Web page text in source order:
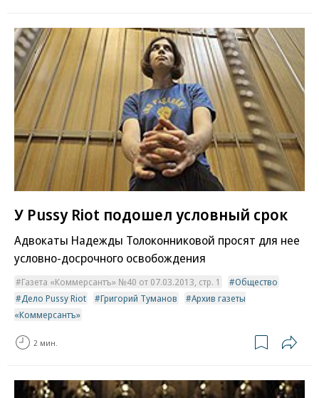
У Pussy Riot подошел условный срок
Адвокаты Надежды Толоконниковой просят для нее
условно-досрочного освобождения
Газета «Коммерсантъ» №40 от 07.03.2013, стр. 1
Общество
Дело Pussy Riot
Григорий Туманов
Архив газеты
«Коммерсантъ»
2 мин.